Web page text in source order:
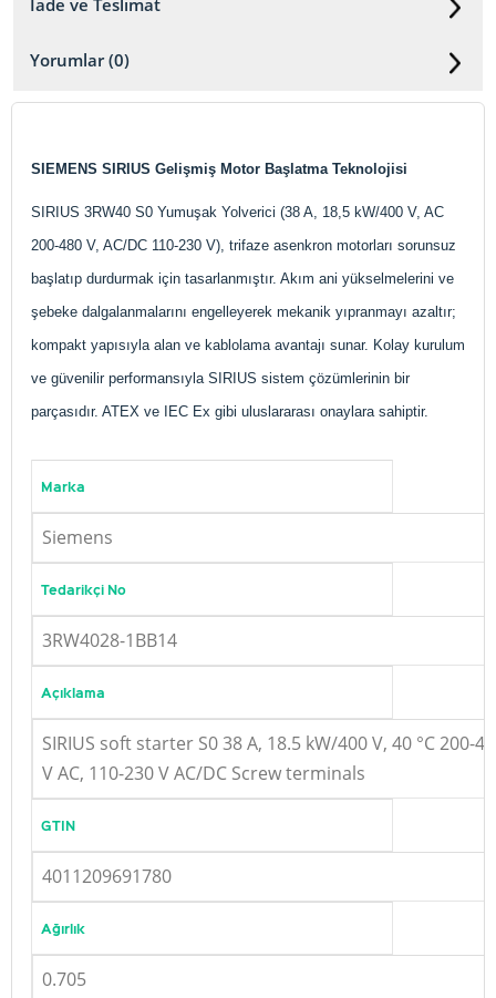
Yorumlar (0)
SIEMENS SIRIUS Gelişmiş Motor Başlatma Teknolojisi
SIRIUS 3RW40 S0 Yumuşak Yolverici (38 A, 18,5 kW/400 V, AC
200-480 V, AC/DC 110-230 V), trifaze asenkron motorları sorunsuz
başlatıp durdurmak için tasarlanmıştır. Akım ani yükselmelerini ve
şebeke dalgalanmalarını engelleyerek mekanik yıpranmayı azaltır;
kompakt yapısıyla alan ve kablolama avantajı sunar. Kolay kurulum
ve güvenilir performansıyla SIRIUS sistem çözümlerinin bir
parçasıdır. ATEX ve IEC Ex gibi uluslararası onaylara sahiptir.
Marka
Siemens
Tedarikçi No
3RW4028-1BB14
Açıklama
SIRIUS soft starter S0 38 A, 18.5 kW/400 V, 40 °C 200-
V AC, 110-230 V AC/DC Screw terminals
GTIN
4011209691780
Ağırlık
0.705